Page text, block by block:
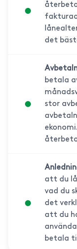
det
betala
stor
att du
vad du
det
att du
betala